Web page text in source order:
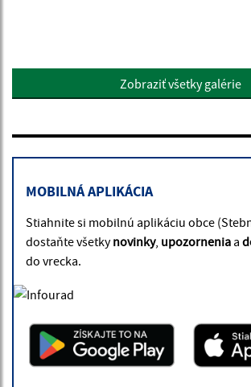
Zobraziť všetky galérie
MOBILNÁ APLIKÁCIA
Stiahnite si mobilnú aplikáciu obce
dostaňte všetkynovinky, upozornenia a
do vrecka.